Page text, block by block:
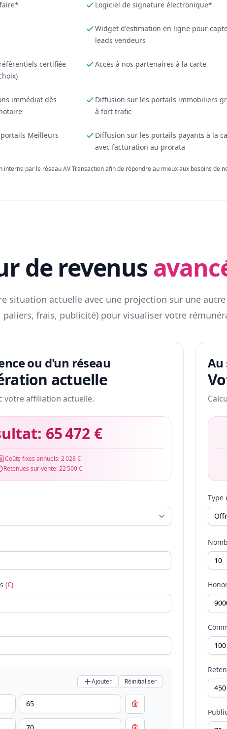
Logiciel de signature électronique*
Widget d'estimation en ligne pour
leads vendeurs
certifiée
Accès à nos partenaires à la carte
immédiat dès
Diffusion sur les portails immobiliers
à fort trafic
Meilleurs
Diffusion sur les portails payants à la
avec facturation au prorata
interne par le réseau AV Transaction afin de répondre au mieux aux besoins de
de revenus
situation actuelle avec une projection sur une
paliers, frais, publicité) pour visualiser votre
ou d'un réseau
actuelle
votre affiliation actuelle.
65 472 €
Coûts fixes annuels:2 028 €
Retenues sur vente:22 500 €
(€)
Ajouter Réinitialiser
Au
Type